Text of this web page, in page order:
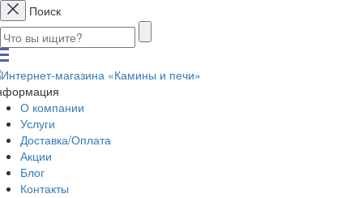
Поиск
О компании
Услуги
Доставка/Оплата
Акции
Блог
Контакты